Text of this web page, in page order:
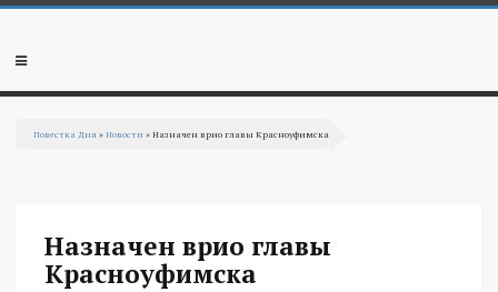
Перейти к основному содержанию
Мобильное
Повестка Дня »Новости » Назначен врио главы Красноуфимска
Назначен врио главы
Красноуфимска